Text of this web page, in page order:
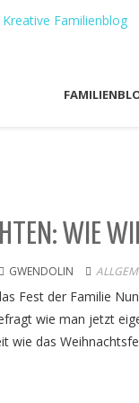
WIE
GWENDOLIN
Fest der Familie
wie man jetzt
wie das